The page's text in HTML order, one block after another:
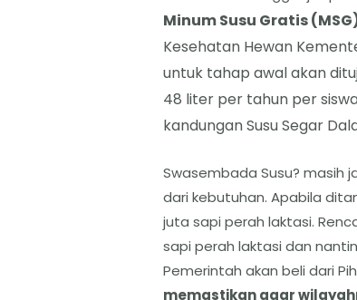
Minum Susu Gratis
Kesehatan Hewan
untuk tahap awal akan
48 liter per tahun per
kandungan Susu Segar
Swasembada Susu? masih
dari kebutuhan. Apabila
juta sapi perah laktasi.
sapi perah laktasi dan
Pemerintah akan beli dari
memastikan agar